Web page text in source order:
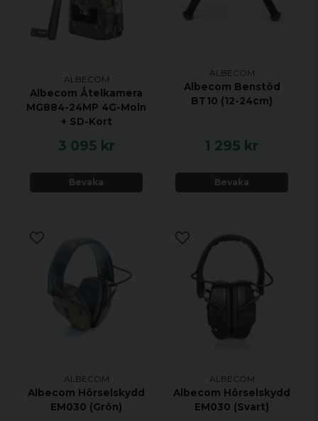
ALBECOM
Albecom Åtelkamera
MG884-24MP 4G-Moln
+ SD-Kort
3 095 kr
Bevaka
ALBECOM
Albecom Benstöd
BT10 (12-24cm)
1 295 kr
Bevaka
ALBECOM
Albecom Hörselskydd
EM030 (Grön)
ALBECOM
Albecom Hörselskydd
EM030 (Svart)